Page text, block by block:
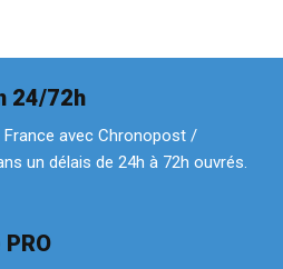
24/72h
France avec Chronopost /
un délais de 24h à 72h ouvrés.